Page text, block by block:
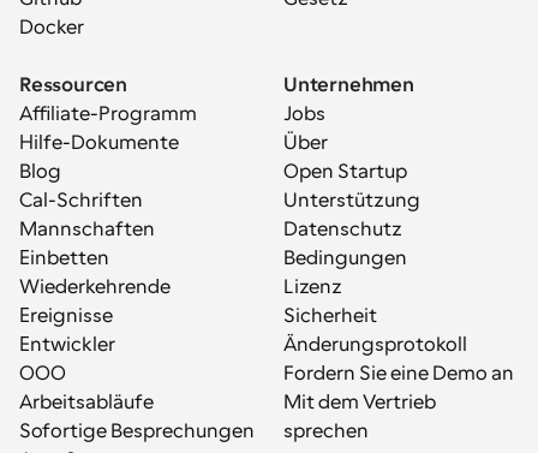
Docker
Ressourcen
Affiliate-Programm
Hilfe-Dokumente
Blog
Cal-Schriften
Mannschaften
Einbetten
Wiederkehrende
Ereignisse
Entwickler
OOO
Arbeitsabläufe
Sofortige Besprechungen
Unternehmen
Jobs
Über
Open Startup
Unterstützung
Datenschutz
Bedingungen
Lizenz
Sicherheit
Änderungsprotokoll
Fordern Sie eine Demo an
Mit dem Vertrieb
sprechen